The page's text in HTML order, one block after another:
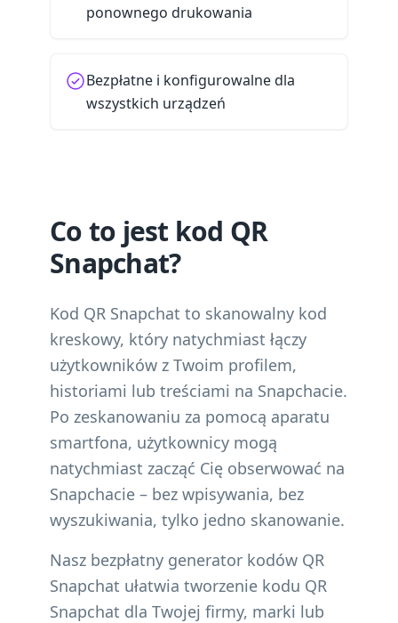
ponownego drukowania
Bezpłatne i konfigurowalne dla
wszystkich urządzeń
Co to jest kod QR
Snapchat?
Kod QR Snapchat to skanowalny kod
kreskowy, który natychmiast łączy
użytkowników z Twoim profilem,
historiami lub treściami na Snapchacie.
Po zeskanowaniu za pomocą aparatu
smartfona, użytkownicy mogą
natychmiast zacząć Cię obserwować na
Snapchacie – bez wpisywania, bez
wyszukiwania, tylko jedno skanowanie.
Nasz bezpłatny generator kodów QR
Snapchat ułatwia tworzenie kodu QR
Snapchat dla Twojej firmy, marki lub